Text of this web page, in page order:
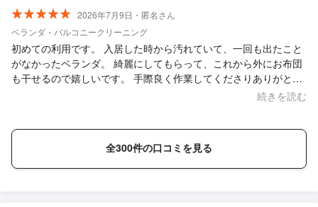
2026年7月9日・匿名さん
ベランダ・バルコニークリーニング
初めての利用です。 入居した時から汚れていて、一回も出たこと
がなかったベランダ。 綺麗にしてもらって、これから外にお布団
も干せるので嬉しいです。 手際良く作業してくださりありがとう
続きを読む
全300件の口コミを見る